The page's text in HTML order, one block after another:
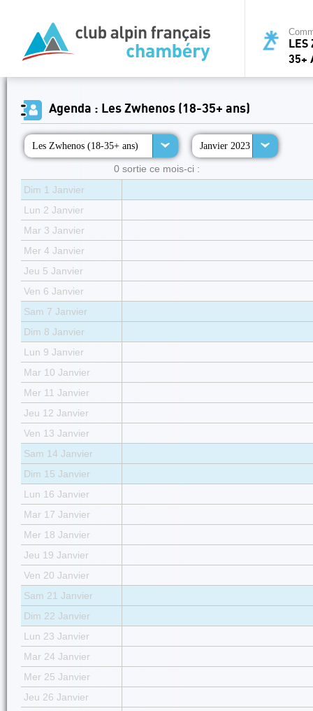
LES
35+
Agenda : Les Zwhenos (18-35+ ans)
Les Zwhenos (18-35+ ans) Janvier 2023
0 sortie ce mois-ci :
Dim 1 Janvier
Lun 2 Janvier
Mar 3 Janvier
Mer 4 Janvier
Jeu 5 Janvier
Ven 6 Janvier
Sam 7 Janvier
Dim 8 Janvier
Lun 9 Janvier
Mar 10 Janvier
Mer 11 Janvier
Jeu 12 Janvier
Ven 13 Janvier
Sam 14 Janvier
Dim 15 Janvier
Lun 16 Janvier
Mar 17 Janvier
Mer 18 Janvier
Jeu 19 Janvier
Ven 20 Janvier
Sam 21 Janvier
Dim 22 Janvier
Lun 23 Janvier
Mar 24 Janvier
Mer 25 Janvier
Jeu 26 Janvier